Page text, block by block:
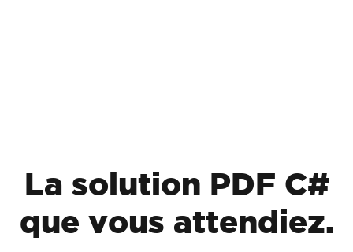
La solution PDF C#
que vous attendiez.